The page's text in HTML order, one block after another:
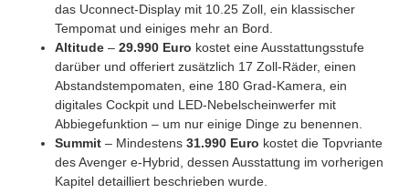
das Uconnect-Display mit 10.25 Zoll, ein klassischer
Tempomat und einiges mehr an Bord.
Altitude – 29.990 Euro kostet eine Ausstattungsstufe
darüber und offeriert zusätzlich 17 Zoll-Räder, einen
Abstandstempomaten, eine 180 Grad-Kamera, ein
digitales Cockpit und LED-Nebelscheinwerfer mit
Abbiegefunktion – um nur einige Dinge zu benennen.
Summit – Mindestens 31.990 Euro kostet die Topvriante
des Avenger e-Hybrid, dessen Ausstattung im vorherigen
Kapitel detailliert beschrieben wurde.